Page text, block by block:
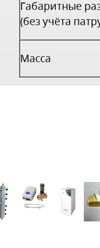
Габаритные
(без учёта
Масса